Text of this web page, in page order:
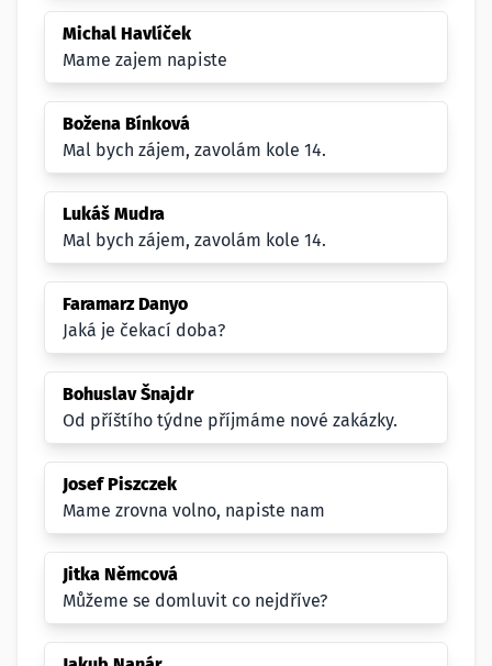
Michal Havlíček
Mame zajem napiste
Božena Bínková
Mal bych zájem, zavolám kole 14.
Lukáš Mudra
Mal bych zájem, zavolám kole 14.
Faramarz Danyo
Jaká je čekací doba?
Bohuslav Šnajdr
Od příštího týdne příjmáme nové zakázky.
Josef Piszczek
Mame zrovna volno, napiste nam
Jitka Němcová
Můžeme se domluvit co nejdříve?